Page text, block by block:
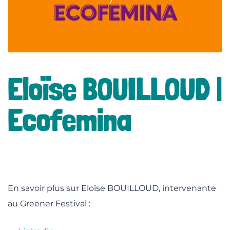
Eloïse BOUILLOUD |
Ecofemina
En savoir plus sur Eloïse BOUILLOUD, intervenante
au Greener Festival :